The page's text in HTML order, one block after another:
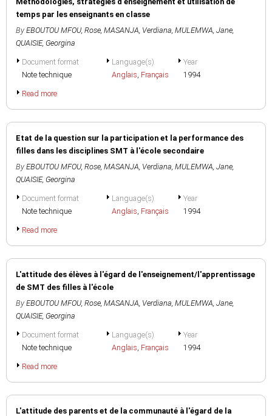
temps par les enseignants en classe
By EBOUTOU MFOU, Rose, MASANJA, Verdiana, MULEMWA, Jane,
QUAISIE, Georgina
Document format
Note technique
Language(s)
Anglais, Français
Year
1994
Read more
Etat de la question sur la participation et la performance des
filles dans les disciplines SMT à l'école secondaire
By EBOUTOU MFOU, Rose, MASANJA, Verdiana, MULEMWA, Jane,
QUAISIE, Georgina
Document format
Note technique
Language(s)
Anglais, Français
Year
1994
Read more
L'attitude des élèves à l'égard de l'enseignement/l'apprentissage
de SMT des filles à l'école
By EBOUTOU MFOU, Rose, MASANJA, Verdiana, MULEMWA, Jane,
QUAISIE, Georgina
Document format
Note technique
Language(s)
Anglais, Français
Year
1994
Read more
L'attitude des parents et de la communauté à l'égard de la